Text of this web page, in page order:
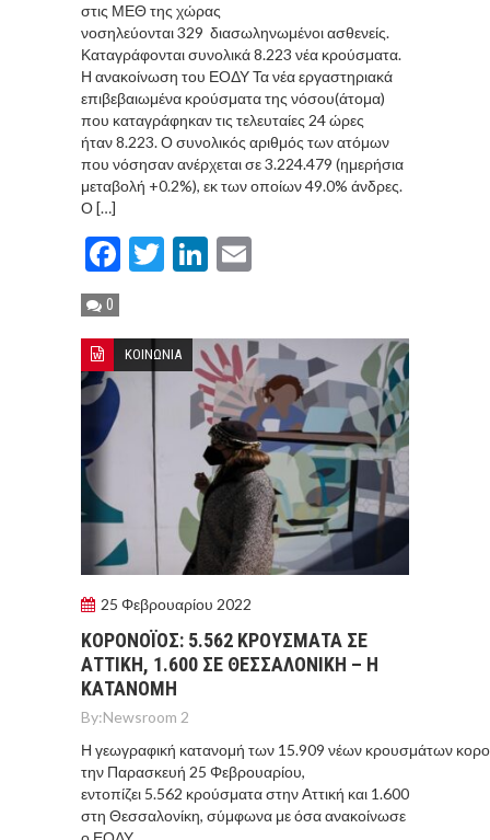
στις ΜΕΘ της χώρας
νοσηλεύονται 329 διασωληνωμένοι ασθενείς.
Καταγράφονται συνολικά 8.223 νέα κρούσματα.
Η ανακοίνωση του ΕΟΔΥ Τα νέα εργαστηριακά
επιβεβαιωμένα κρούσματα της νόσου(άτομα)
που καταγράφηκαν τις τελευταίες 24 ώρες
ήταν 8.223. Ο συνολικός αριθμός των ατόμων
που νόσησαν ανέρχεται σε 3.224.479 (ημερήσια
μεταβολή +0.2%), εκ των οποίων 49.0% άνδρες.
Ο […]
Facebook
TwitterLinkedIn
0
ΚΟΙΝΩΝΙΑ
25 Φεβρουαρίου 2022
ΚΟΡΟΝΟΪΟΣ: 5.562 ΚΡΟΥΣΜΑΤΑ ΣΕ
ΑΤΤΙΚΗ, 1.600 ΣΕ ΘΕΣΣΑΛΟΝΙΚΗ – Η
ΚΑΤΑΝΟΜΗ
By:Newsroom 2
Η γεωγραφική κατανομή των 15.909 νέων κρουσμάτων
την Παρασκευή 25 Φεβρουαρίου,
εντοπίζει 5.562 κρούσματα στην Αττική και 1.600
στη Θεσσαλονίκη, σύμφωνα με όσα ανακοίνωσε